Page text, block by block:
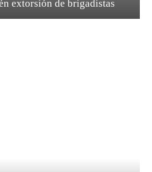
extorsión de brigadistas